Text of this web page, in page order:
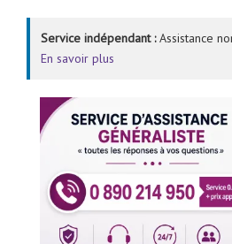
Service indépendant :Assistance
En savoir plus